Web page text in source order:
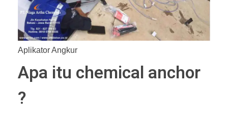
Aplikator Angkur
Apa itu chemical anchor
?